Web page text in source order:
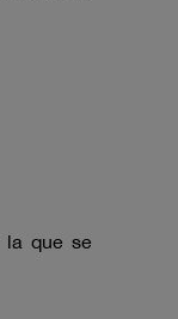
la que se